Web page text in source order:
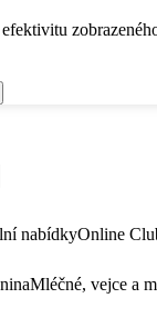
nabídkyOnline
Mléčné, vejce a